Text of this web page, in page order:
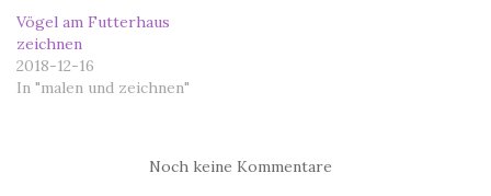
Vögel am Futterhaus
zeichnen
2018-12-16
In "malen und zeichnen"
Noch keine Kommentare